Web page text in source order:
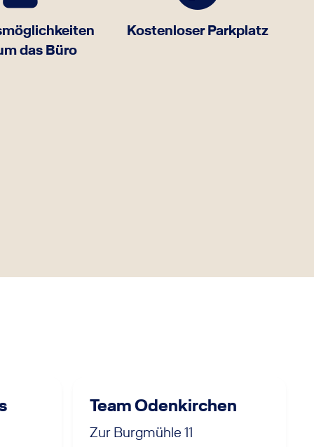
das Büro
Kostenloser Parkplatz
Team Odenkirchen
Zur Burgmühle 11